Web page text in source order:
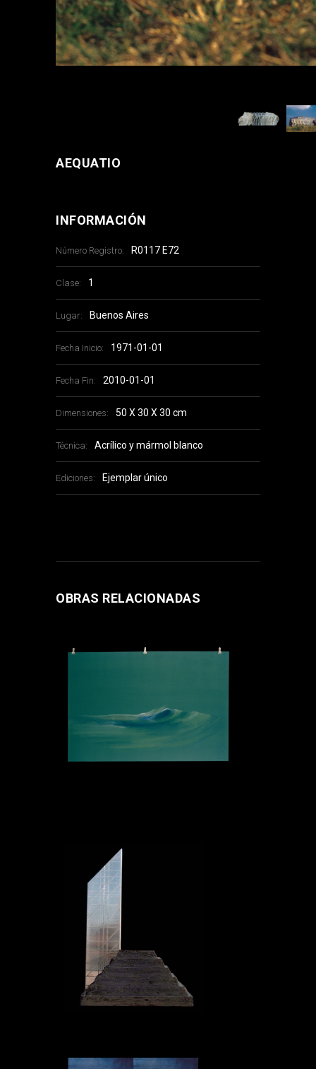
AEQUATIO
INFORMACIÓN
Número Registro: R0117 E72
Clase: 1
Lugar: Buenos Aires
Fecha Inicio: 1971-01-01
Fecha Fin: 2010-01-01
Dimensiones: 50 X 30 X 30 cm
Técnica: Acrílico y mármol blanco
Ediciones: Ejemplar único
OBRAS RELACIONADAS